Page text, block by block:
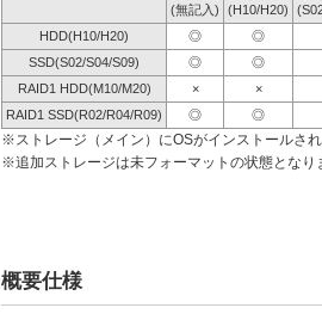
(無記入)
(H10/H20)
HDD(H10/H20)
◎ ◎
SSD(S02/S04/S09)
◎ ◎
RAID1 HDD(M10/M20)
× ×
RAID1 SSD(R02/R04/R09)
◎ ◎
※ストレージ（メイン）にOSがインストールさ
※追加ストレージは未フォーマットの状態とな
概要仕様